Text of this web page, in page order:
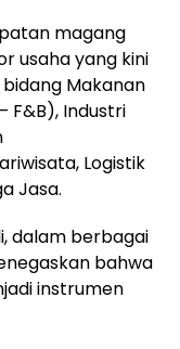
magang
usaha yang kini
Makanan
F&B), Industri
Logistik
Jasa.
dalam berbagai
bahwa
instrumen